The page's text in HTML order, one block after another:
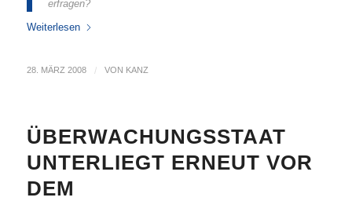
erfragen?
Weiterlesen
28. MÄRZ 2008 / VON KANZ
ÜBERWACHUNGSSTAAT
UNTERLIEGT ERNEUT VOR
DEM